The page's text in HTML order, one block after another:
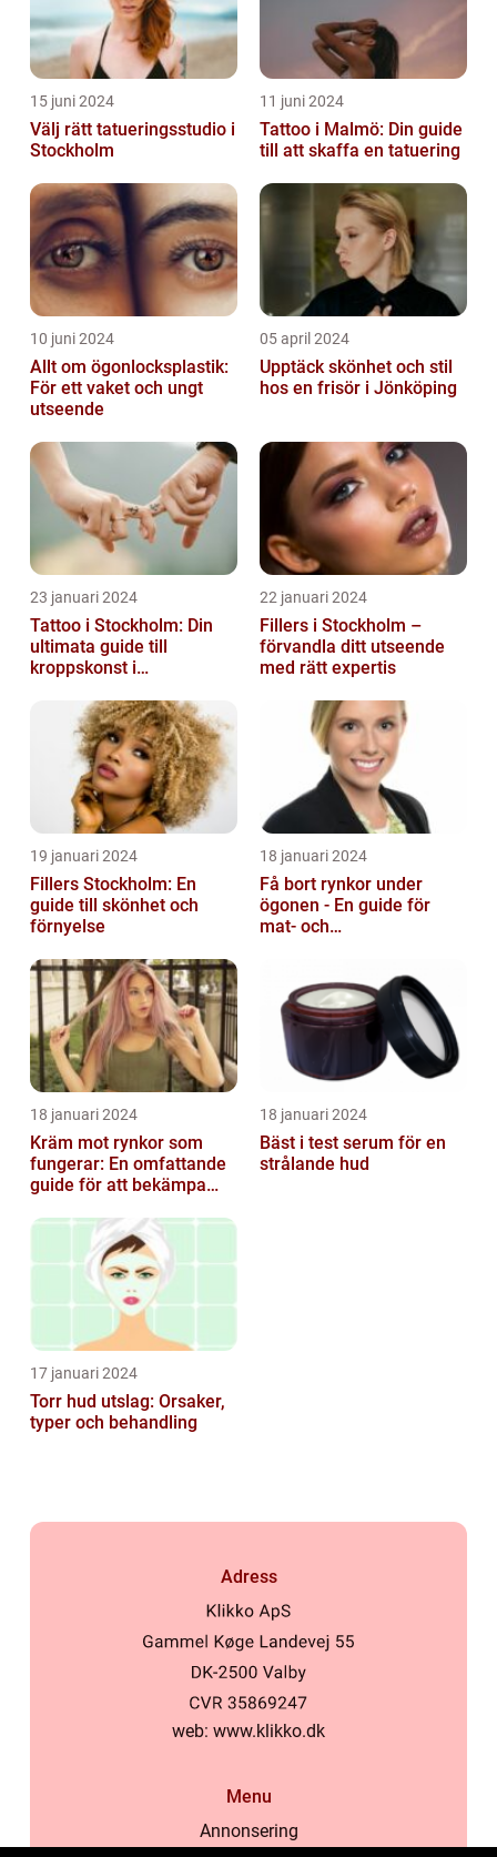
15 juni 2024
Välj rätt tatueringsstudio i
Stockholm
11 juni 2024
Tattoo i Malmö: Din guide
till att skaffa en tatuering
10 juni 2024
Allt om ögonlocksplastik:
För ett vaket och ungt
utseende
05 april 2024
Upptäck skönhet och stil
hos en frisör i Jönköping
23 januari 2024
Tattoo i Stockholm: Din
ultimata guide till
kroppskonst i
22 januari 2024
Fillers i Stockholm –
förvandla ditt utseende
med rätt expertis
19 januari 2024
Fillers Stockholm: En
guide till skönhet och
förnyelse
18 januari 2024
Få bort rynkor under
ögonen - En guide för
mat- och
18 januari 2024
Kräm mot rynkor som
fungerar: En omfattande
guide för att bekämpa
18 januari 2024
Bäst i test serum för en
strålande hud
17 januari 2024
Torr hud utslag: Orsaker,
typer och behandling
Adress
web: www.klikko.dk
Menu
Annonsering